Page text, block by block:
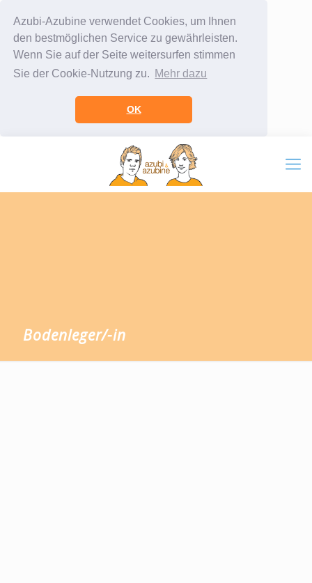
Azubi-Azubine verwendet Cookies, um Ihnen
den bestmöglichen Service zu gewährleisten.
Wenn Sie auf der Seite weitersurfen stimmen
Sie der Cookie-Nutzung zu. Mehr dazu
OK
Bodenleger/-in